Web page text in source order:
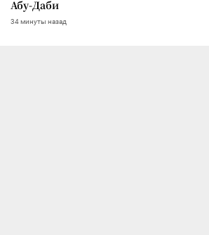
Абу-Даби
34 минуты назад